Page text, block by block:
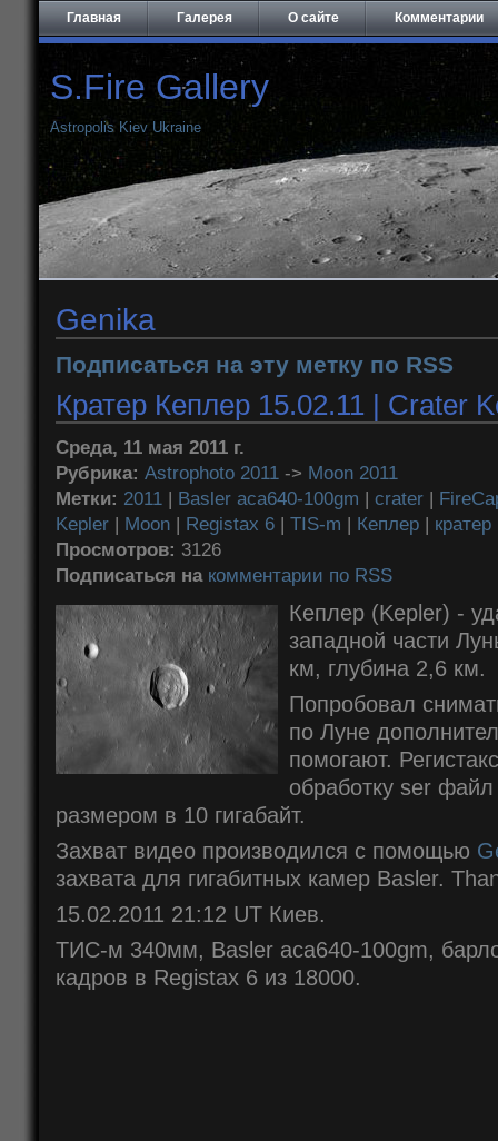
Главная Галерея О сайте Комментарии
S.Fire Gallery
Astropolis Kiev Ukraine
Genika
Подписаться на эту метку по RSS
Кратер Кеплер 15.02.11 | Crater
Среда, 11 мая 2011 г.
Рубрика: Astrophoto 2011 -> Moon 2011
Метки: 2011 | Basler aca640-100gm | crater |
Kepler | Moon | Registax 6 | TIS-m | Кеплер | кратер
Просмотров: 3126
Подписаться на комментарии по RSS
Кеплер (Kepler) -
западной части
км, глубина 2,6 км.
Попробовал
по Луне
помогают.
обработку ser
размером в 10 гигабайт.
Захват видео производился с помощью
захвата для гигабитных камер Basler.
15.02.2011 21:12 UT Киев.
ТИС-м 340мм, Basler aca640-100gm,
кадров в Registax 6 из 18000.